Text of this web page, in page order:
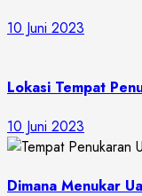
10 Juni 2023
Lokasi Tempat
10 Juni 2023
Dimana Menukar